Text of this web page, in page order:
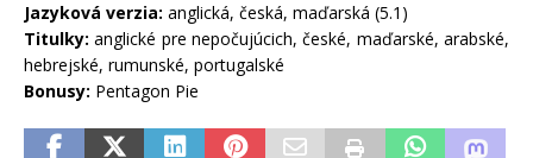
Jazyková verzia: anglická, česká, maďarská (5.1)
Titulky: anglické pre nepočujúcich, české, maďarské, arabské,
hebrejské, rumunské, portugalské
Bonusy: Pentagon Pie